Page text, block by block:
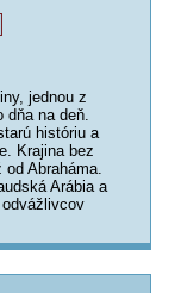
jednou z
dňa na deň.
históriu a
Krajina bez
Abraháma.
Arábia a